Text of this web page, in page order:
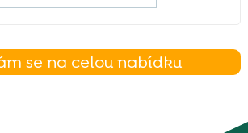
se na celou nabídku